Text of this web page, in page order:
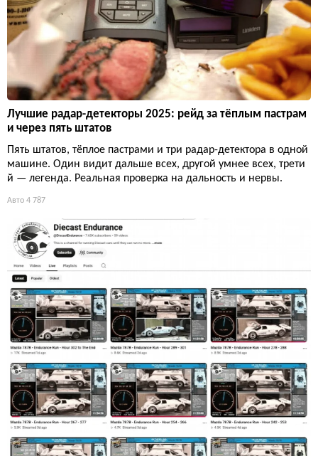
Лучшие радар-детекторы 2025: рейд за тёплым пастрам
и через пять штатов
Пять штатов, тёплое пастрами и три радар-детектора в одной
машине. Один видит дальше всех, другой умнее всех, трети
й — легенда. Реальная проверка на дальность и нервы.
Авто 4 787